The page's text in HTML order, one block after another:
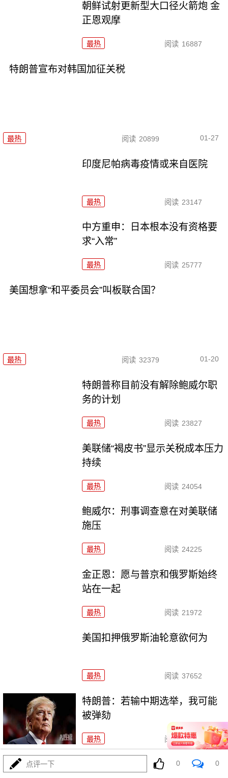
朝鲜试射更新型大口径火箭炮 金
正恩观摩
最热 阅读 16887
特朗普宣布对韩国加征关税
最热 阅读 20899 01-27
印度尼帕病毒疫情或来自医院
最热 阅读 23147
中方重申：日本根本没有资格要
求“入常”
最热 阅读 25777
美国想拿“和平委员会”叫板联合国？
最热 阅读 32379 01-20
特朗普称目前没有解除鲍威尔职
务的计划
最热 阅读 23827
美联储“褐皮书”显示关税成本压力
持续
最热 阅读 24054
鲍威尔：刑事调查意在对美联储
施压
最热 阅读 24225
金正恩：愿与普京和俄罗斯始终
站在一起
最热 阅读 21972
美国扣押俄罗斯油轮意欲何为
最热 阅读 37652
特朗普：若输中期选举，我可能
被弹劾
最热 阅读 19436
寒潮来袭 欧洲多地交通受阻
点评一下 0 0